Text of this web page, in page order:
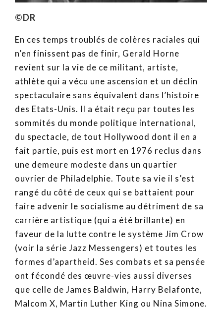
©DR
En ces temps troublés de colères raciales qui
n’en finissent pas de finir, Gerald Horne
revient sur la vie de ce militant, artiste,
athlète qui a vécu une ascension et un déclin
spectaculaire sans équivalent dans l’histoire
des Etats-Unis. Il a était reçu par toutes les
sommités du monde politique international,
du spectacle, de tout Hollywood dont il en a
fait partie, puis est mort en 1976 reclus dans
une demeure modeste dans un quartier
ouvrier de Philadelphie. Toute sa vie il s’est
rangé du côté de ceux qui se battaient pour
faire advenir le socialisme au détriment de sa
carrière artistique (qui a été brillante) en
faveur de la lutte contre le système Jim Crow
(voir la série Jazz Messengers) et toutes les
formes d’apartheid. Ses combats et sa pensée
ont fécondé des œuvre-vies aussi diverses
que celle de James Baldwin, Harry Belafonte,
Malcom X, Martin Luther King ou Nina Simone.